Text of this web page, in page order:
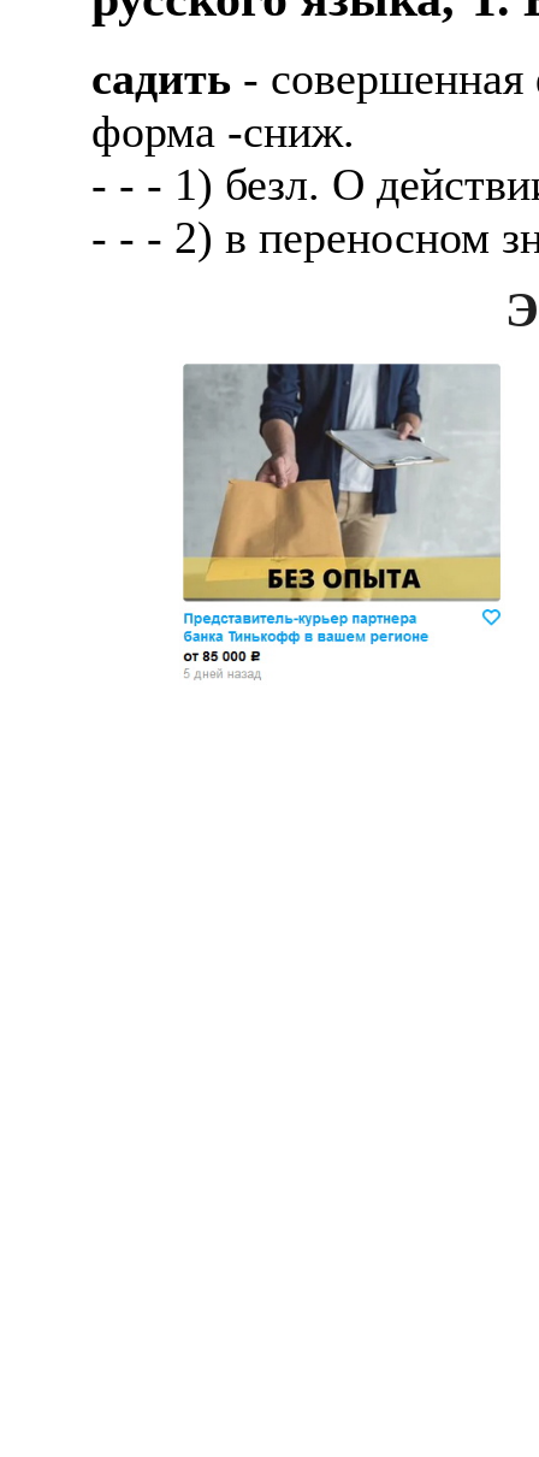
садить - совершенная
форма -сниж.
- - - 1) безл. О
- - - 2) в переносном